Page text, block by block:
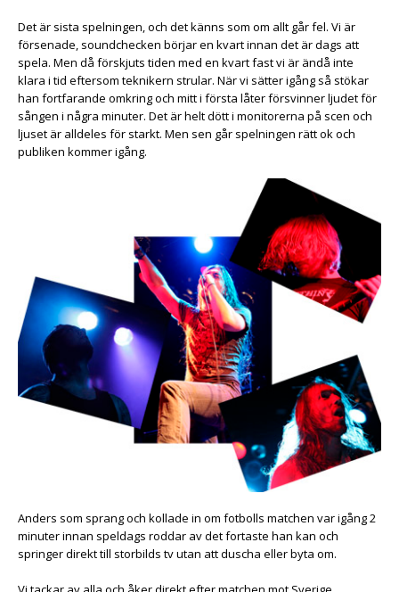
Det är sista spelningen, och det känns som om allt går fel. Vi är
försenade, soundchecken börjar en kvart innan det är dags att
spela. Men då förskjuts tiden med en kvart fast vi är ändå inte
klara i tid eftersom teknikern strular. När vi sätter igång så stökar
han fortfarande omkring och mitt i första låter försvinner ljudet för
sången i några minuter. Det är helt dött i monitorerna på scen och
ljuset är alldeles för starkt. Men sen går spelningen rätt ok och
publiken kommer igång.
Anders som sprang och kollade in om fotbolls matchen var igång 2
minuter innan speldags roddar av det fortaste han kan och
springer direkt till storbilds tv utan att duscha eller byta om.